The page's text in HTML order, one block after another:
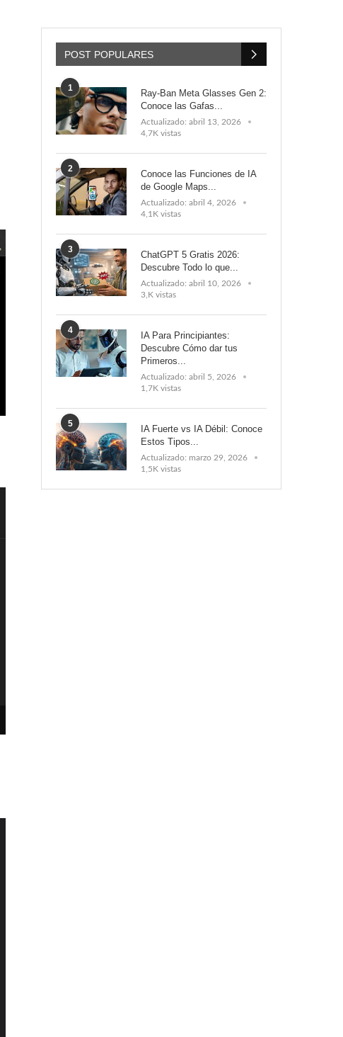
POST POPULARES
1
Ray-Ban Meta Glasses Gen 2:
Conoce las Gafas...
Actualizado: abril 13, 2026
4,7K vistas
2
Conoce las Funciones de IA
de Google Maps...
Actualizado: abril 4, 2026
4,1K vistas
3
ChatGPT 5 Gratis 2026:
Descubre Todo lo que...
Actualizado: abril 10, 2026
3,K vistas
4
IA Para Principiantes:
Descubre Cómo dar tus
Primeros...
Actualizado: abril 5, 2026
1,7K vistas
5
IA Fuerte vs IA Débil: Conoce
Estos Tipos...
Actualizado: marzo 29, 2026
1,5K vistas